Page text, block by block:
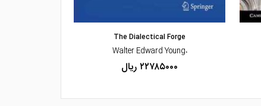
مشاهده و خرید
The Dialectical Forge
،Walter Edward Young
۲۲۷۸۵۰۰۰ ریال